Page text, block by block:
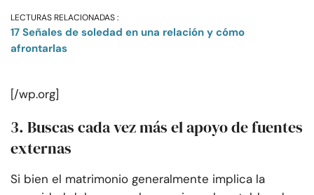
LECTURAS RELACIONADAS :
17 Señales de soledad en una relación y cómo
afrontarlas
[/wp.org]
3. Buscas cada vez más el apoyo de fuentes
externas
Si bien el matrimonio generalmente implica la